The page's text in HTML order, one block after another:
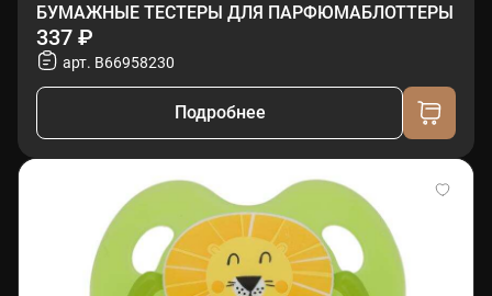
БУМАЖНЫЕ ТЕСТЕРЫ ДЛЯ ПАРФЮМАБЛОТТЕРЫ
337 ₽
арт. B66958230
Подробнее